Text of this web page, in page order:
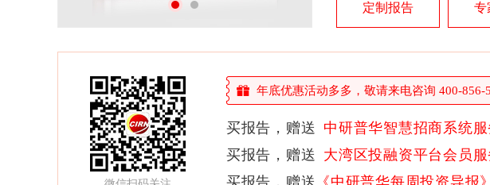
定制报告 专
年底优惠活动多多，敬请来电咨询 400-856-
买报告，赠送 中研普华智慧招商系统服
买报告，赠送
大湾区投融资平台会员服
买报告，赠送 《中研普华每周投资导报》